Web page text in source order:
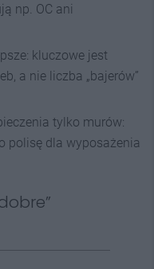
np. OC ani
kluczowe jest
a nie liczba „bajerów”
tylko murów:
polisę dla wyposażenia